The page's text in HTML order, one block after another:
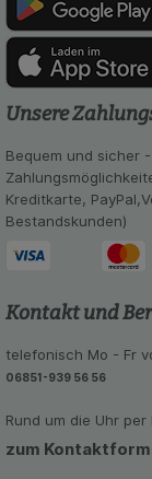
anzuzeigen
betreiben.
Statistik &
unserer
den Inhalt
Werbung auf
zu gestalten.
hierfür
soziale
Unsere
Bequem und sicher
Kreditkarte,
Bestandskunden)
Kontakt und
telefonisch Mo - Fr
06851-939 56 56
Rund um die Uhr per
zum